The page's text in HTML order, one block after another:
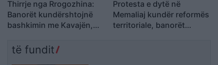
Thirrje nga Rrogozhina:
Banorët kundërshtojnë
bashkimin me Kavajën,
bashkisë së tyre
Protesta e dytë në
Memaliaj kundër reformës
territoriale, banorët
të fundit